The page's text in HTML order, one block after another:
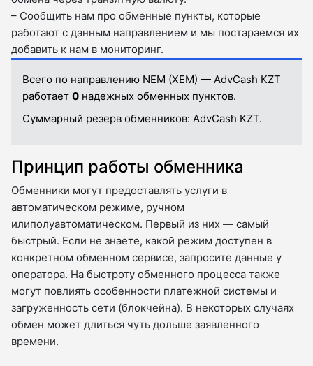
– Сообщить нам про обменные пункты, которые
работают с данным направлением и мы постараемся их
добавить к нам в мониторинг.
Всего по направлению NEM (XEM) — AdvCash KZT
работает 0 надежных обменных пунктов.
Суммарный резерв обменников: AdvCash KZT.
Принцип работы обменника
Обменники могут предоставлять услуги в
автоматическом режиме, ручном
илиполуавтоматическом. Первый из них — самый
быстрый. Если не знаете, какой режим доступен в
конкретном обменном сервисе, запросите данные у
оператора. На быстроту обменного процесса также
могут повлиять особенности платежной системы и
загруженность сети (блокчейна). В некоторых случаях
обмен может длиться чуть дольше заявленного
времени.